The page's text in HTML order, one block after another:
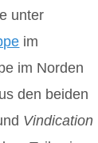
unter
im
im Norden
den beiden
Vindication